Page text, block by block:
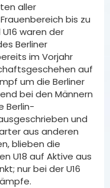
aller
bis zu
waren der
Berliner
im Vorjahr
auf
um die Berliner
bei den Männern
Berlin-
und
aus anderen
blieben die
U18 auf Aktive aus
nur bei der U16